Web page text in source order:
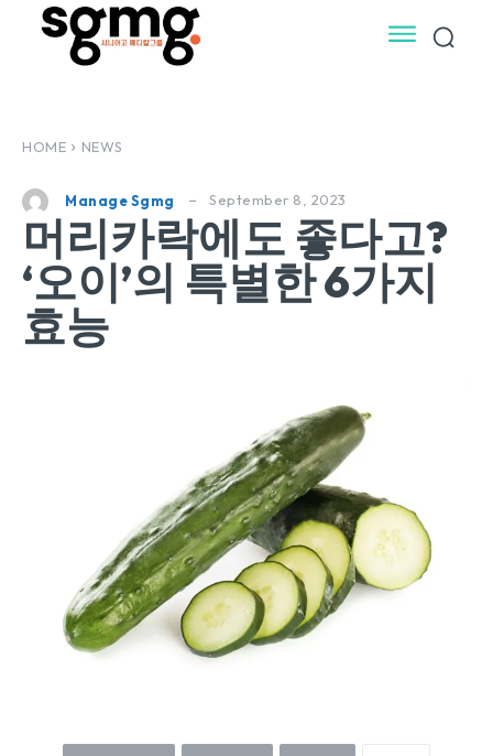
HOME NEWS
Manage Sgmg September 8, 2023
머리카락에도 좋다고?
‘오이’의 특별한 6가지
효능